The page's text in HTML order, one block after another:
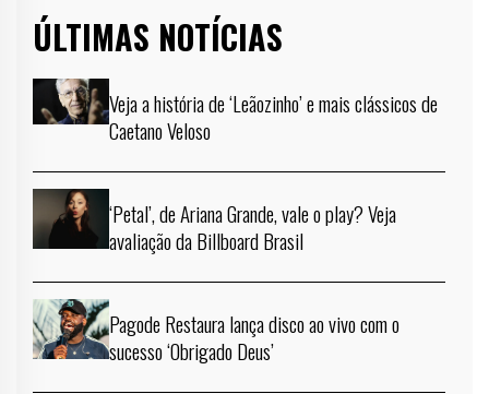
ÚLTIMAS NOTÍCIAS
Veja a história de ‘Leãozinho’ e mais clássicos de
Caetano Veloso
‘Petal’, de Ariana Grande, vale o play? Veja
avaliação da Billboard Brasil
Pagode Restaura lança disco ao vivo com o
sucesso ‘Obrigado Deus’